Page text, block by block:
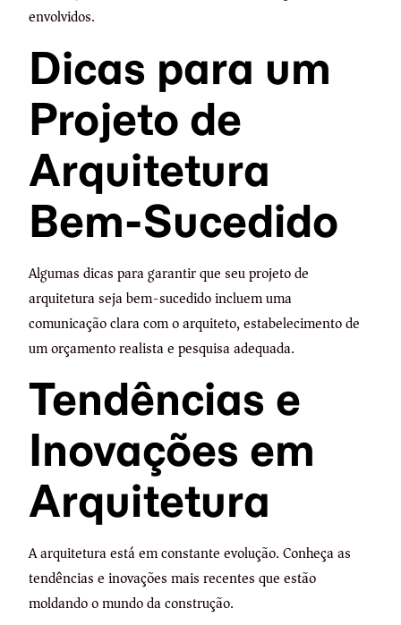
envolvidos.
Dicas para um
Projeto de
Arquitetura
Bem-Sucedido
Algumas dicas para garantir que seu projeto de
arquitetura seja bem-sucedido incluem uma
comunicação clara com o arquiteto, estabelecimento de
um orçamento realista e pesquisa adequada.
Tendências e
Inovações em
Arquitetura
A arquitetura está em constante evolução. Conheça as
tendências e inovações mais recentes que estão
moldando o mundo da construção.